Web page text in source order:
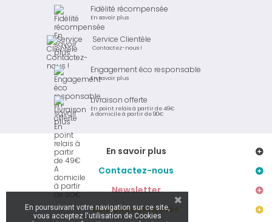
Fidélité récompensée
En savoir plus
Service Clientèle
Contactez-nous !
Engagement éco responsable
En savoir plus
Livraison offerte
En point relais à partir de 49€
A domicile à partir de 90€
En savoir plus
Contactez-nous
Newsletter
Restons connectés
En poursuivant votre navigation sur ce site,
vous acceptez l'utilisation de Cookies